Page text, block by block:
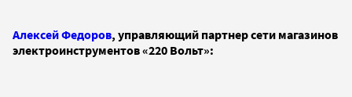
Алексей Федоров, управляющий партнер сети магазинов
электроинструментов «220 Вольт»: